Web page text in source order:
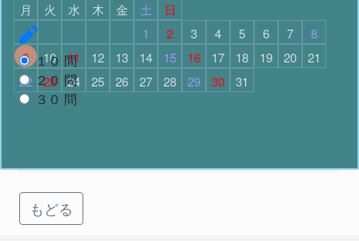
月 火 水 木 金 土
日
1
2 3 4 5 6 7
8
9
10 11 12 13 14 15 16 17 18 19 20
21
22
23 24 25 26 27 28 29 30 31
で スタート
１０ 問
２０ 問
３０ 問
もどる